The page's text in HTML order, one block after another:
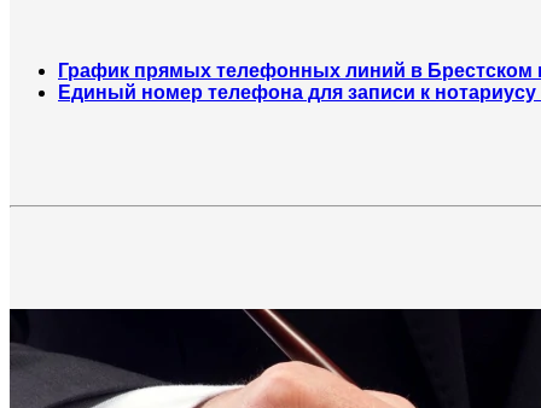
График прямых телефонных линий в Брестском
Единый номер телефона для записи к